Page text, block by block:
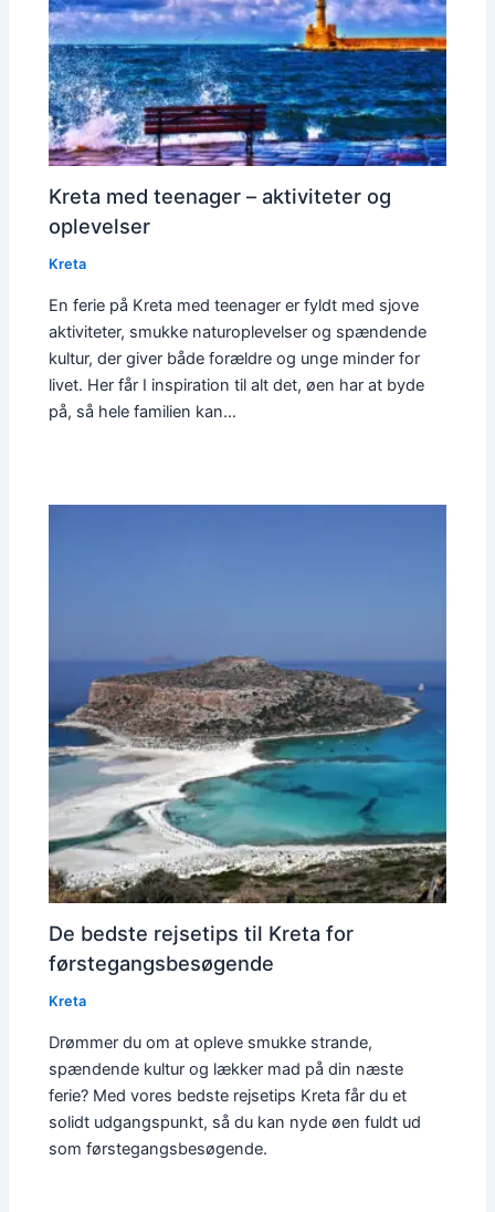
Kreta med teenager – aktiviteter og
oplevelser
Kreta
En ferie på Kreta med teenager er fyldt med sjove
aktiviteter, smukke naturoplevelser og spændende
kultur, der giver både forældre og unge minder for
livet. Her får I inspiration til alt det, øen har at byde
på, så hele familien kan…
De bedste rejsetips til Kreta for
førstegangsbesøgende
Kreta
Drømmer du om at opleve smukke strande,
spændende kultur og lækker mad på din næste
ferie? Med vores bedste rejsetips Kreta får du et
solidt udgangspunkt, så du kan nyde øen fuldt ud
som førstegangsbesøgende.